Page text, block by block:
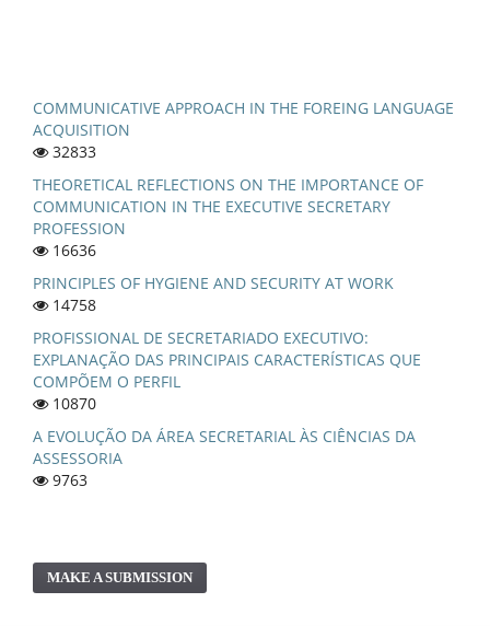
COMMUNICATIVE APPROACH IN THE FOREING LANGUAGE
ACQUISITION
32833
THEORETICAL REFLECTIONS ON THE IMPORTANCE OF
COMMUNICATION IN THE EXECUTIVE SECRETARY
PROFESSION
16636
PRINCIPLES OF HYGIENE AND SECURITY AT WORK
14758
PROFISSIONAL DE SECRETARIADO EXECUTIVO:
EXPLANAÇÃO DAS PRINCIPAIS CARACTERÍSTICAS QUE
COMPÕEM O PERFIL
10870
A EVOLUÇÃO DA ÁREA SECRETARIAL ÀS CIÊNCIAS DA
ASSESSORIA
9763
MAKE A SUBMISSION